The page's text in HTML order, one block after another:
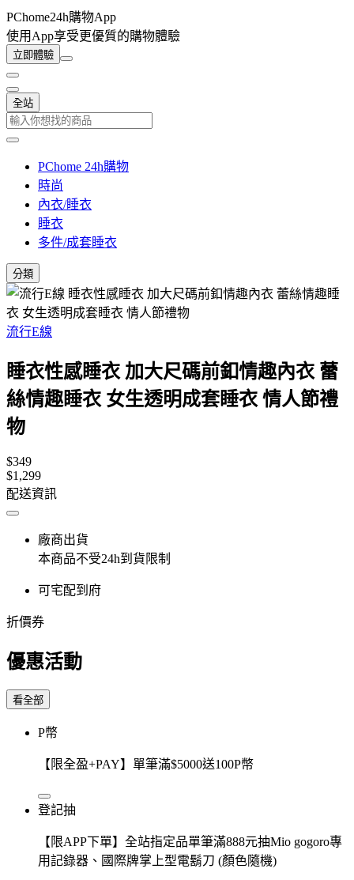
PChome24h購物App
使用App享受更優質的購物體驗
立即體驗
全站
PChome 24h購物
時尚
內衣/睡衣
睡衣
多件/成套睡衣
分類
流行E線
睡衣性感睡衣 加大尺碼前釦情趣內衣 蕾
絲情趣睡衣 女生透明成套睡衣 情人節禮
物
$349
$1,299
配送資訊
廠商出貨
本商品不受24h到貨限制
可宅配到府
折價券
優惠活動
看全部
P幣
【限全盈+PAY】單筆滿$5000送100P幣
登記抽
【限APP下單】全站指定品單筆滿888元抽Mio gogoro專
用記錄器、國際牌掌上型電鬍刀 (顏色隨機)